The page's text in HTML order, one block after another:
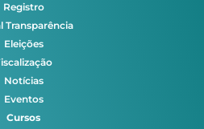
Registro
Transparência
Eleições
Notícias
Eventos
Cursos